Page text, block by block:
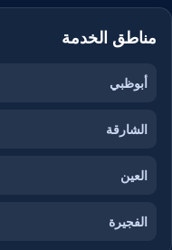
مناطق الخدمة
أبوظبي
الشارقة
العين
الفجيرة